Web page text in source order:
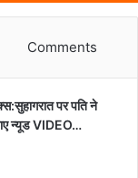
Comments
पर पति ने
न्यूड VIDEO…